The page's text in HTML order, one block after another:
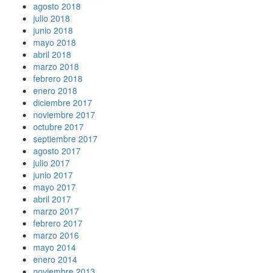
agosto 2018
julio 2018
junio 2018
mayo 2018
abril 2018
marzo 2018
febrero 2018
enero 2018
diciembre 2017
noviembre 2017
octubre 2017
septiembre 2017
agosto 2017
julio 2017
junio 2017
mayo 2017
abril 2017
marzo 2017
febrero 2017
marzo 2016
mayo 2014
enero 2014